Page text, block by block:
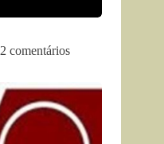
2 comentários